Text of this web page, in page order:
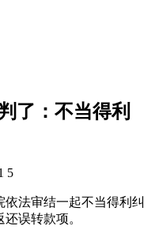
了：不当得利
5
法审结一起不当得利纠
误转款项。